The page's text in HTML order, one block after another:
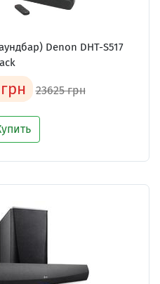
Denon DHT-S517
23625 грн